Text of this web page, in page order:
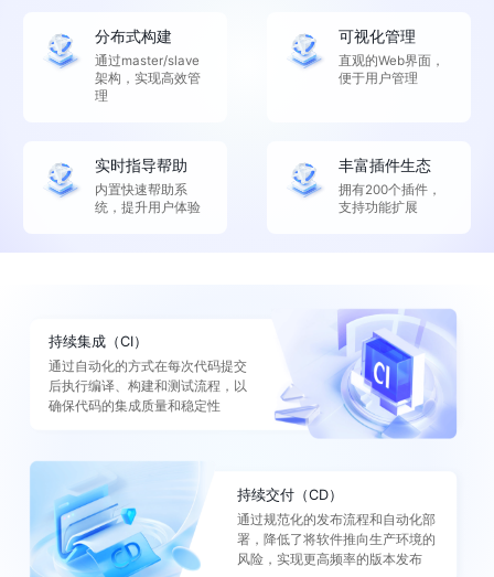
分布式构建
通过master/slave
架构，实现高效管
理
可视化管理
直观的Web界面，
便于用户管理
实时指导帮助
内置快速帮助系
统，提升用户体验
丰富插件生态
拥有200个插件，
支持功能扩展
持续集成（CI）
通过自动化的方式在每次代码提交
后执行编译、构建和测试流程，以
确保代码的集成质量和稳定性
持续交付（CD）
通过规范化的发布流程和自动化部
署，降低了将软件推向生产环境的
风险，实现更高频率的版本发布